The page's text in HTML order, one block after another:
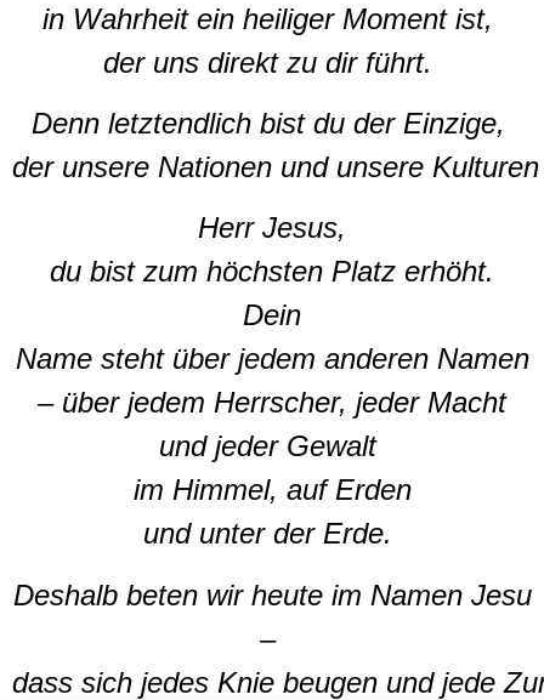
in Wahrheit ein heiliger Moment ist,
der uns direkt zu dir führt.
Denn letztendlich bist du der Einzige,
der unsere Nationen und unsere
Herr Jesus,
du bist zum höchsten Platz erhöht.
Dein
Name steht über jedem anderen Namen
– über jedem Herrscher, jeder Macht
und jeder Gewalt
im Himmel, auf Erden
und unter der Erde.
Deshalb beten wir heute im Namen Jesu
–
dass sich jedes Knie beugen und jede